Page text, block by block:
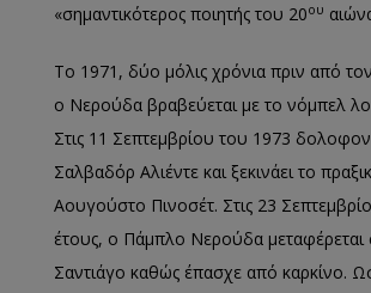
«σημαντικότερος ποιητής του 20ου
Το 1971, δύο μόλις χρόνια πριν από
ο Νερούδα βραβεύεται με το νόμπελ
Στις 11 Σεπτεμβρίου του 1973
Σαλβαδόρ Αλιέντε και ξεκινάει το
Αουγούστο Πινοσέτ. Στις 23
έτους, ο Πάμπλο Νερούδα μεταφέρεται
Σαντιάγο καθώς έπασχε από καρκίνο.